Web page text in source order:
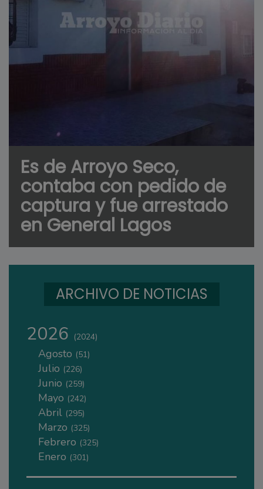
Es de Arroyo Seco,
contaba con pedido de
captura y fue arrestado
en General Lagos
ARCHIVO DE NOTICIAS
2026 (2024)
Agosto (51)
Julio (226)
Junio (259)
Mayo (242)
Abril (295)
Marzo (325)
Febrero (325)
Enero (301)